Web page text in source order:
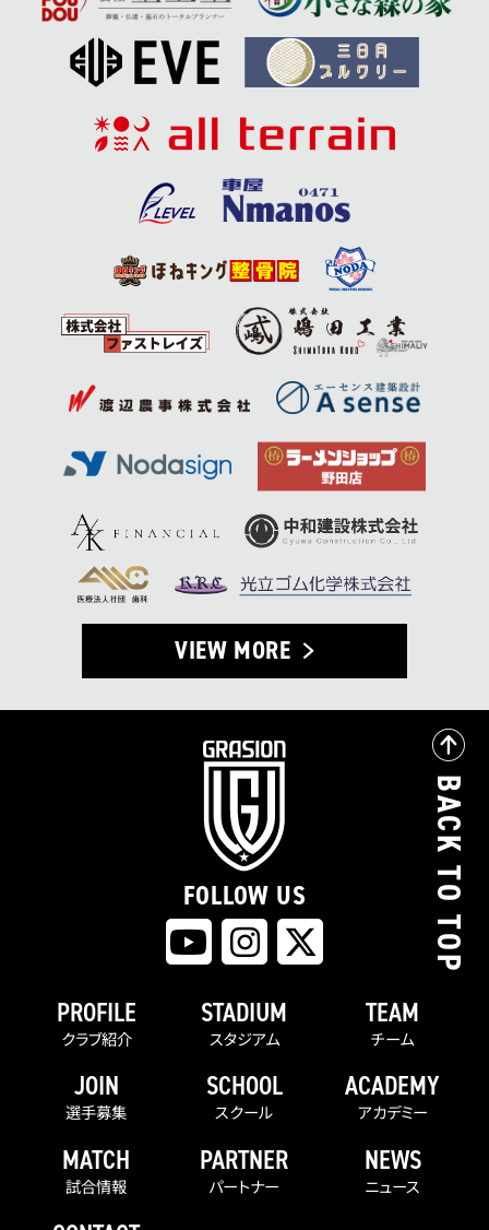
VIEW MORE
FOLLOW US
PROFILE
クラブ紹介
STADIUM
スタジアム
TEAM
チーム
JOIN
選手募集
SCHOOL
スクール
ACADEMY
アカデミー
MATCH
試合情報
PARTNER
パートナー
NEWS
ニュース
BACK TO TOP